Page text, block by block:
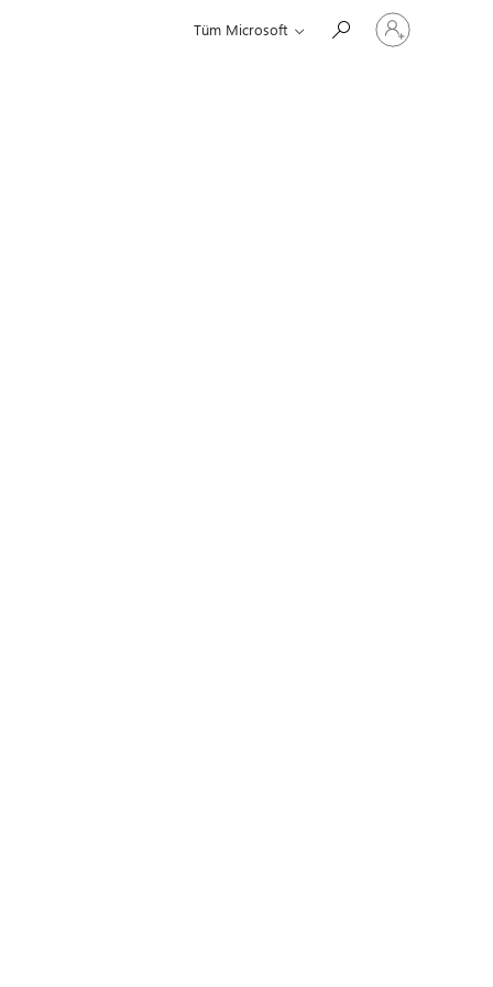
Tüm Microsoft
Hesabınızda
oturum
açın